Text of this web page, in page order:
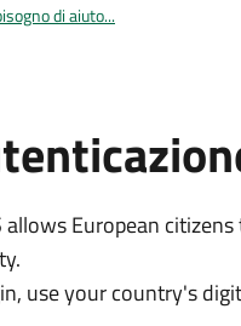
di aiuto...
allows European
use your country's